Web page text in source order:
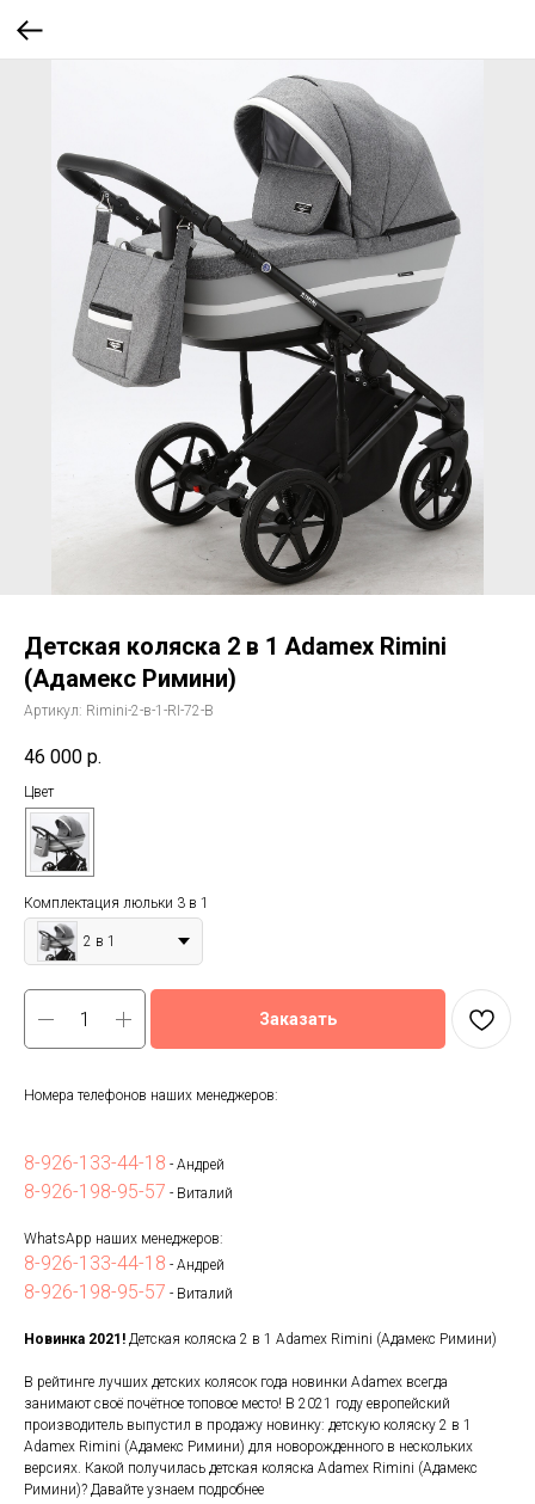
Детская коляска 2 в 1 Adamex Rimini
(Адамекс Римини)
Артикул: Rimini-2-в-1-RI-72-B
46 000 р.
Цвет
Комплектация люльки 3 в 1
2 в 1
Заказать
Номера телефонов наших менеджеров:
8-926-133-44-18 - Андрей
8-926-198-95-57 - Виталий
WhatsApp наших менеджеров:
8-926-133-44-18 - Андрей
8-926-198-95-57 - Виталий
Новинка 2021! Детская коляска 2 в 1 Adamex Rimini (Адамекс Римини)
В рейтинге лучших детских колясок года новинки Adamex всегда
занимают своё почётное топовое место! В 2021 году европейский
производитель выпустил в продажу новинку: детскую коляску 2 в 1
Adamex Rimini (Адамекс Римини) для новорожденного в нескольких
версиях. Какой получилась детская коляска Adamex Rimini (Адамекс
Римини)? Давайте узнаем подробнее